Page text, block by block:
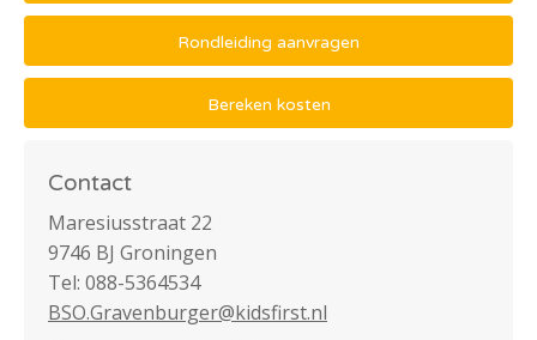
Rondleiding aanvragen
Bereken kosten
Contact
Maresiusstraat 22
9746 BJ Groningen
Tel: 088-5364534
BSO.Gravenburger@kidsfirst.nl